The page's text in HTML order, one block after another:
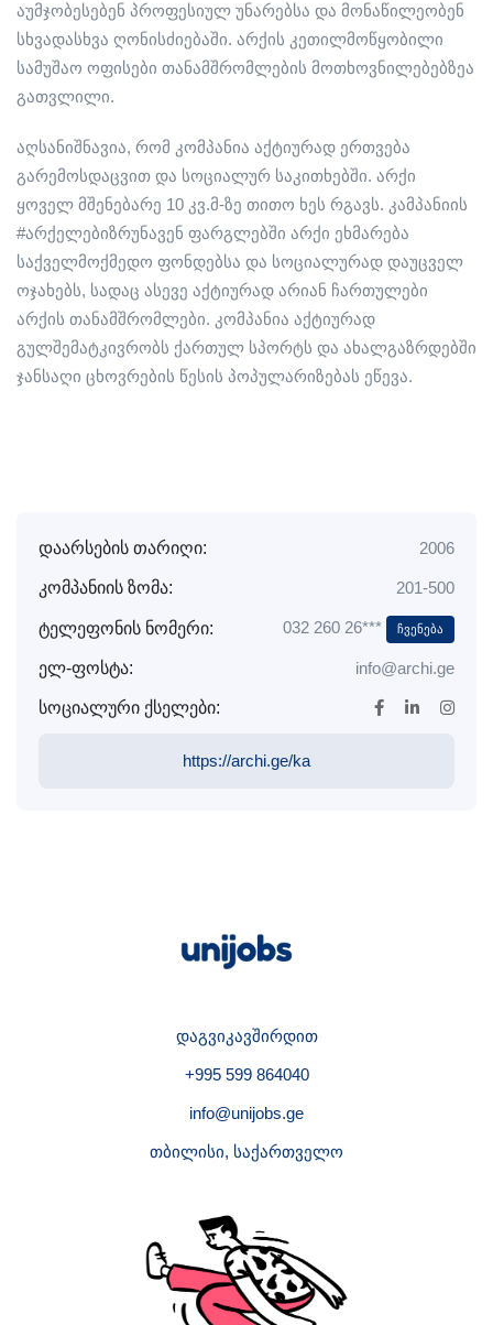
აუმჯობესებენ პროფესიულ უნარებსა და მონაწილეობენ
სხვადასხვა ღონისძიებაში. არქის კეთილმოწყობილი
სამუშაო ოფისები თანამშრომლების მოთხოვნილებებზეა
გათვლილი.
აღსანიშნავია, რომ კომპანია აქტიურად ერთვება
გარემოსდაცვით და სოციალურ საკითხებში. არქი
ყოველ მშენებარე 10 კვ.მ-ზე თითო ხეს რგავს. კამპანიის
#არქელებიზრუნავენ ფარგლებში არქი ეხმარება
საქველმოქმედო ფონდებსა და სოციალურად დაუცველ
ოჯახებს, სადაც ასევე აქტიურად არიან ჩართულები
არქის თანამშრომლები. კომპანია აქტიურად
გულშემატკივრობს ქართულ სპორტს და ახალგაზრდებში
ჯანსაღი ცხოვრების წესის პოპულარიზებას ეწევა.
დაარსების თარიღი: 2006
კომპანიის ზომა: 201-500
ტელეფონის ნომერი: 032 260 26*** Ჩვენება
ელ-ფოსტა: info@archi.ge
სოციალური ქსელები:
https://archi.ge/ka
დაგვიკავშირდით
+995 599 864040
info@unijobs.ge
თბილისი, საქართველო